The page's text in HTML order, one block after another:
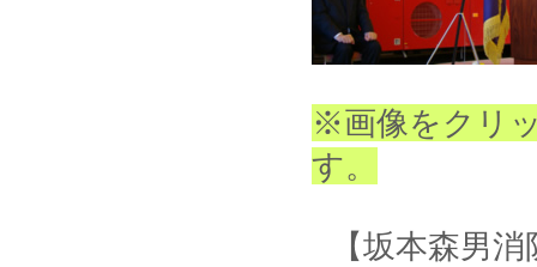
※画像をクリ
す。
【坂本森男消